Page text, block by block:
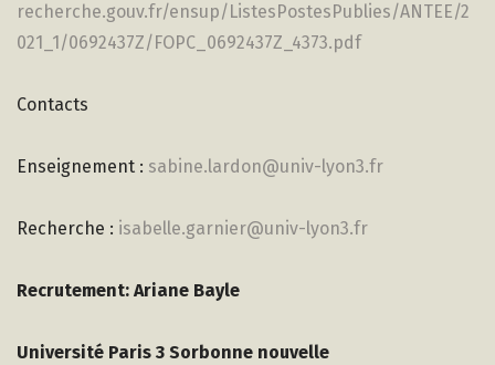
recherche.gouv.fr/ensup/ListesPostesPublies/ANTEE/2
021_1/0692437Z/FOPC_0692437Z_4373.pdf
Contacts
Enseignement : sabine.lardon@univ-lyon3.fr
Recherche : isabelle.garnier@univ-lyon3.fr
Recrutement: Ariane Bayle
Université Paris 3 Sorbonne nouvelle